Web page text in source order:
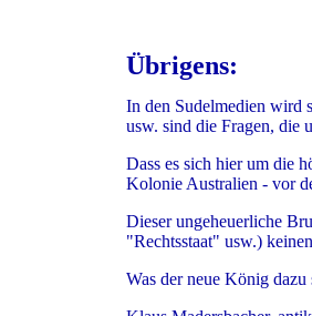
Übrigens:
In den Sudelmedien wird
usw. sind die Fragen, die
Dass es sich hier um die
Kolonie Australien - vor
Dieser ungeheuerliche
"Rechtsstaat" usw.)
Was der neue König